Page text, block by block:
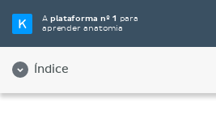
Aplataforma nº 1 para
aprender anatomia
Índice